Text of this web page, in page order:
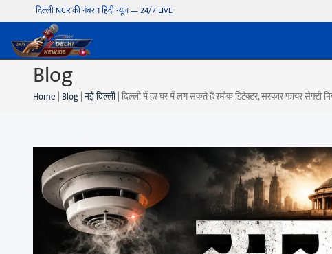
दिल्ली NCR की नंबर 1 हिंदी न्यूज़ — 24/7 LIVE
Blog
Home | Blog|नई दिल्ली|दिल्ली में हर घर में लग सकते हैं स्मोक डिटेक्टर, सरकार फायर सेफ्टी